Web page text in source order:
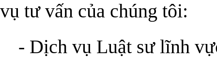
vụ tư vấn của chúng tôi:
- Dịch vụ Luật sư lĩnh